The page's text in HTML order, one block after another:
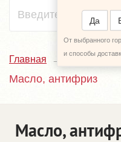
Да
От выбранного
и способы
Главная Каталог
Масло, антифриз
Масло,